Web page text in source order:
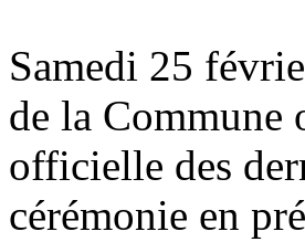
Samedi 25
de la Commune
officielle des
cérémonie en